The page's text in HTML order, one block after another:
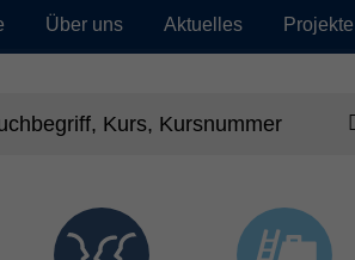
Über uns Aktuelles Projekte